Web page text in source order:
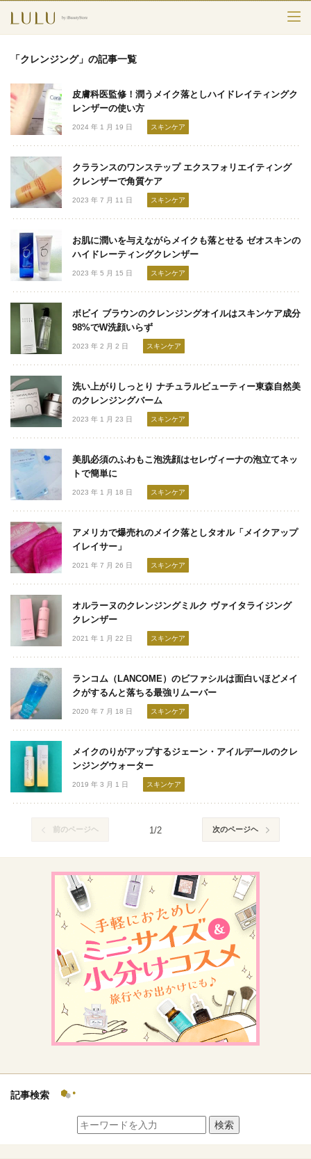
スキンケア
メークアップ
エイジングケア
フレグランス
ボディ＆ヘア
ライフスタイル
検索
「クレンジング」の記事一覧
皮膚科医監修！潤うメイク落としハイドレイティングク
レンザーの使い方
2024 年 1 月 19 日 スキンケア
クラランスのワンステップ エクスフォリエイティング
クレンザーで角質ケア
2023 年 7 月 11 日 スキンケア
お肌に潤いを与えながらメイクも落とせる ゼオスキンの
ハイドレーティングクレンザー
2023 年 5 月 15 日 スキンケア
ボビイ ブラウンのクレンジングオイルはスキンケア成分
98%でW洗顔いらず
2023 年 2 月 2 日 スキンケア
洗い上がりしっとり ナチュラルビューティー東森自然美
のクレンジングバーム
2023 年 1 月 23 日 スキンケア
美肌必須のふわもこ泡洗顔はセレヴィーナの泡立てネッ
トで簡単に
2023 年 1 月 18 日 スキンケア
アメリカで爆売れのメイク落としタオル「メイクアップ
イレイサー」
2021 年 7 月 26 日 スキンケア
オルラーヌのクレンジングミルク ヴァイタライジング
クレンザー
2021 年 1 月 22 日 スキンケア
ランコム（LANCOME）のビファシルは面白いほどメイ
クがするんと落ちる最強リムーバー
2020 年 7 月 18 日 スキンケア
メイクのりがアップするジェーン・アイルデールのクレ
ンジングウォーター
2019 年 3 月 1 日 スキンケア
前のページヘ 1/2 次のページヘ
記事検索
検索